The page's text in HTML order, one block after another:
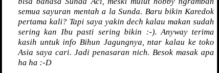
semua sayuran mentah a la Sunda. Baru bikin Karedok
pertama kali? Tapi saya yakin dech kalau makan sudah
sering kan Ibu pasti sering bikin :-). Anyway terima
kasih untuk info Bihun Jagungnya, ntar kalau ke toko
Asia saya cari. Jadi penasaran nich. Besok masak apa
ha ha :-D